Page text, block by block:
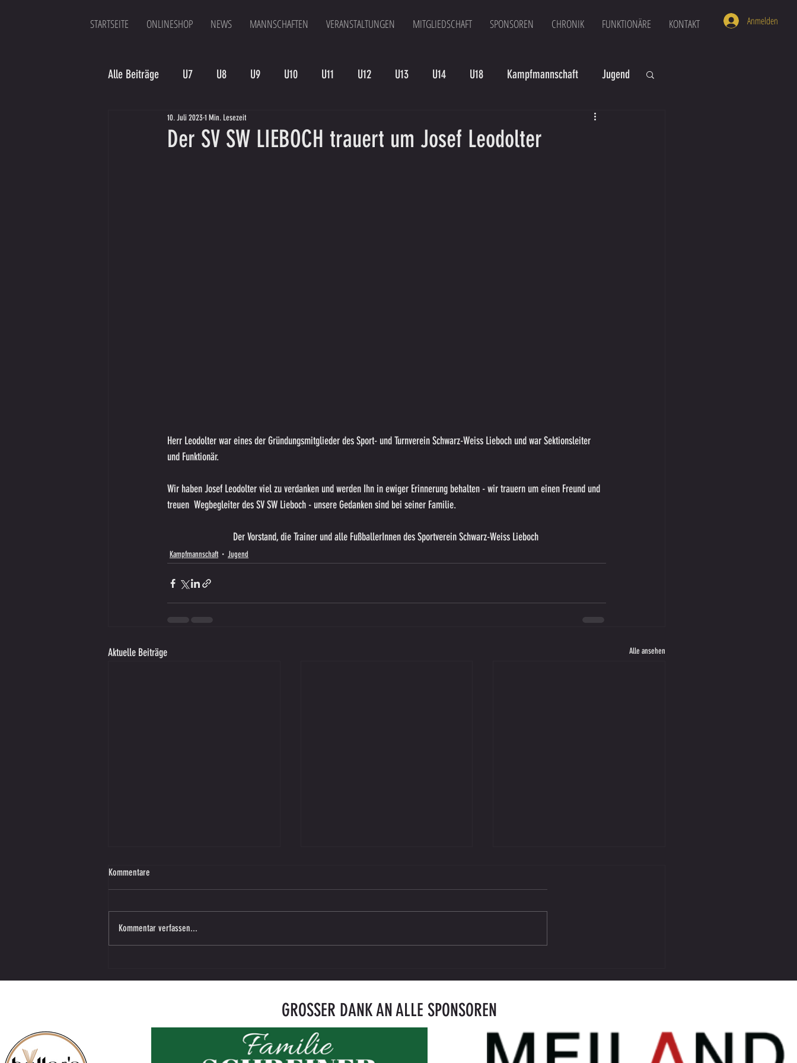
STARTSEITE ONLINESHOP NEWS MANNSCHAFTEN VERANSTALTUNGEN MITGLIEDSCHAFT SPONSOREN CHRONIK FUNKTIONÄRE KONTAKT Anmelden
Alle Beiträge U7 U8 U9 U10 U11 U12 U13 U14 U18 Kampfmannschaft Jugend
Spielergebnis Veranstaltungen
Der SV SW LIEBOCH trauert um Josef Leodolter
10. Juli 20231 Min. Lesezeit
Herr Leodolter war eines der Gründungsmitglieder des Sport- und Turnverein Schwarz-Weiss Lieboch und war Sektionsleiter
und Funktionär.
Wir haben Josef Leodolter viel zu verdanken und werden Ihn in ewiger Erinnerung behalten - wir trauern um einen Freund und
treuen  Wegbegleiter des SV SW Lieboch - unsere Gedanken sind bei seiner Familie.
Der Vorstand, die Trainer und alle FußballerInnen des Sportverein Schwarz-Weiss Lieboch
Kampfmannschaft Jugend
Aktuelle Beiträge Alle ansehen
Kommentare
Kommentar verfassen...
GROSSER DANK AN ALLE SPONSOREN